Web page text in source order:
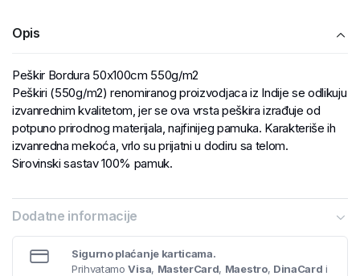
Opis
Peškir Bordura 50x100cm 550g/m2
Peškiri (550g/m2) renomiranog proizvodjaca iz Indije se odlikuju
izvanrednim kvalitetom, jer se ova vrsta peškira izrađuje od
potpuno prirodnog materijala, najfinijeg pamuka. Karakteriše ih
izvanredna mekoća, vrlo su prijatni u dodiru sa telom.
Sirovinski sastav 100% pamuk.
Dodatne informacije
Sigurno plaćanje karticama.
PrihvatamoVisa, MasterCard, Maestro, DinaCard i